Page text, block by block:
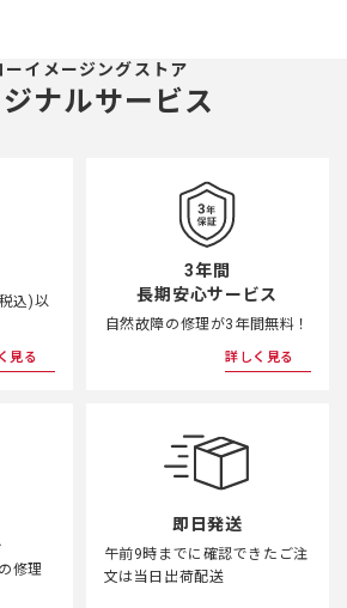
ーイメージングストア
ナルサービス
込)以
見る
3年間
長期安心サービス
自然故障の修理が3年間無料！
詳しく見る
修理
即日発送
午前9時までに確認できたご注
文は当日出荷配送